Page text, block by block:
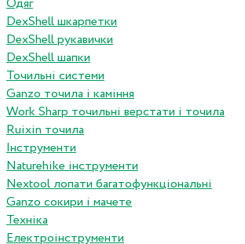
Одяг
DexShell шкарпетки
DexShell рукавички
DexShell шапки
Точильні системи
Ganzo точила і каміння
Work Sharp точильні верстати і точила
Ruixin точила
Інструменти
Naturehike інструменти
Nextool лопати багатофункціональні
Ganzo сокири і мачете
Техніка
Електроінструменти